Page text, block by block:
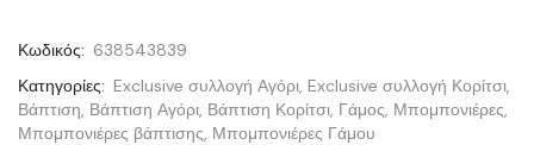
Κωδικός: 638543839
Κατηγορίες: Exclusive συλλογή Αγόρι, Exclusive συλλογή Κορίτσι,
Βάπτιση, Βάπτιση Αγόρι, Βάπτιση Κορίτσι, Γάμος, Μπομπονιέρες,
Μπομπονιέρες βάπτισης, Μπομπονιέρες Γάμου